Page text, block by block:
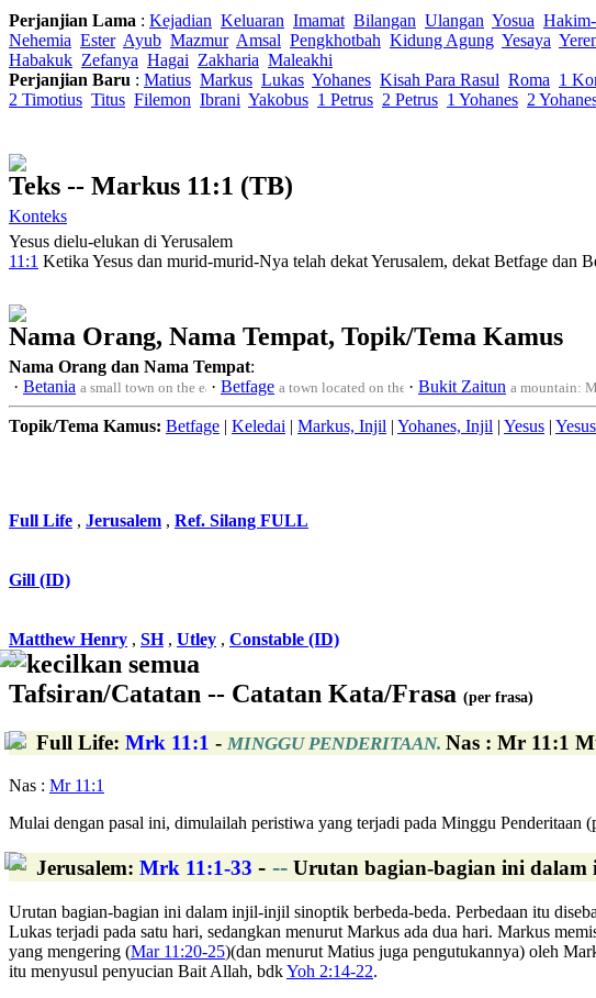
Perjanjian Lama : Kejadian Keluaran Imamat Bilangan Ulangan Yosua
Nehemia Ester Ayub Mazmur Amsal Pengkhotbah Kidung Agung Yesaya
Habakuk Zefanya Hagai Zakharia Maleakhi
Perjanjian Baru : Matius Markus Lukas Yohanes Kisah Para Rasul Roma 1
2 Timotius Titus Filemon Ibrani Yakobus 1 Petrus 2 Petrus 1 Yohanes 2
Teks -- Markus 11:1 (TB)
Konteks
Yesus dielu-elukan di Yerusalem
11:1 Ketika Yesus dan murid-murid-Nya telah dekatYerusalem, dekat Betfage dan
Nama Orang, Nama Tempat, Topik/Tema Kamus
Nama Orang dan Nama Tempat:
· Betania a small town on the east slope of the Mount of Olives,a town located east of the Jordan
· Betfage a town located on the Mount of Olives near Bethany.
· Bukit Zaitun a mountain:
Topik/Tema Kamus: Betfage | Keledai | Markus, Injil | Yohanes, Injil | Yesus |
Full Life , Jerusalem , Ref. Silang FULL
Gill (ID)
Matthew Henry , SH, Utley , Constable (ID)
kecilkan semua
Tafsiran/Catatan -- Catatan Kata/Frasa (per frasa)
Full Life: Mrk 11:1 - MINGGU PENDERITAAN. Nas : Mr 11:1
Nas : Mr 11:1
Mulai dengan pasal ini, dimulailah peristiwa yang terjadi pada Minggu Penderitaan
Jerusalem: Mrk 11:1-33 - -- Urutan bagian-bagian ini dalam
Urutan bagian-bagian ini dalam injil-injil sinoptik berbeda-beda. Perbedaan itu
Lukas terjadi pada satu hari, sedangkan menurut Markus ada dua hari. Markus
yang mengering (Mar 11:20-25)(dan menurut Matius juga pengutukannya) oleh
itu menyusul penyucian Bait Allah, bdkYoh 2:14-22.